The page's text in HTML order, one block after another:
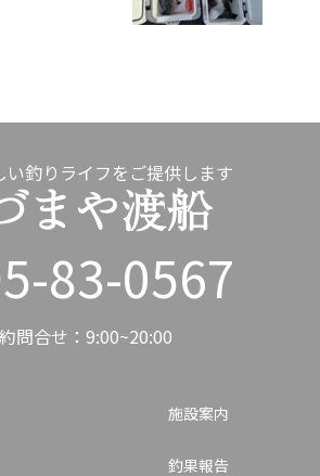
い釣りライフをご提供します
83-0567
問合せ：9:00~20:00
施設案内
釣果報告